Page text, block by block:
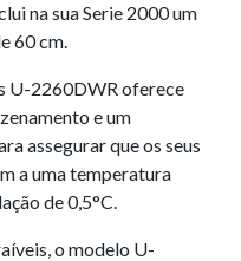
na sua Serie 2000 um
60 cm.
U-2260DWR oferece
e um
assegurar que os seus
a uma temperatura
de 0,5°C.
o modelo U-